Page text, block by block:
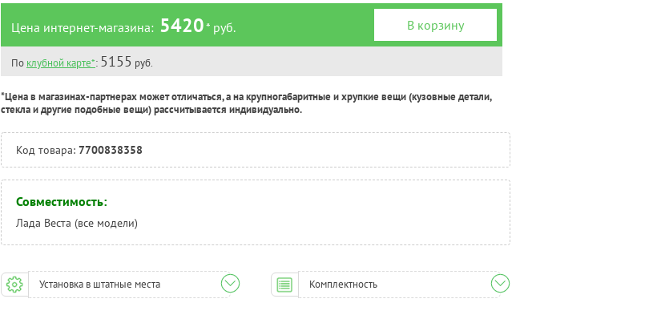
Цена интернет-магазина: 5420* руб. В корзину
По клубной карте*: 5155 руб.
*Цена в магазинах-партнерах может отличаться, а на крупногабаритные и хрупкие вещи (кузовные детали,
стекла и другие подобные вещи) рассчитывается индивидуально.
Код товара: 7700838358
Совместимость:
Лада Веста (все модели)
Установка в штатные места Комплектность